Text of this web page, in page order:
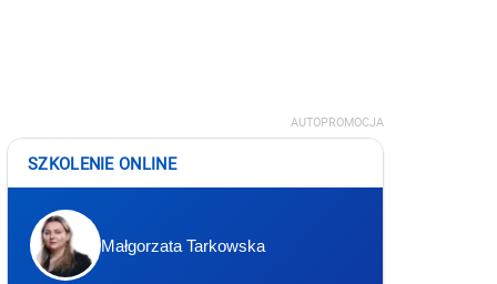
AUTOPROMOCJA
SZKOLENIE ONLINE
Małgorzata Tarkowska